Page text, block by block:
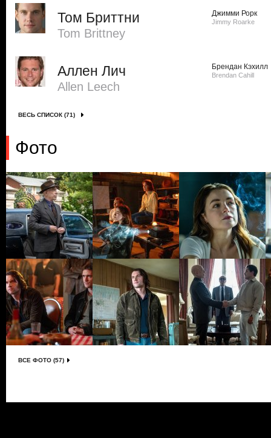
Том Бриттни
Tom Brittney
Джимми Рорк
Jimmy Roarke
Аллен Лич
Allen Leech
Брендан Кэхилл
Brendan Cahill
ВЕСЬ СПИСОК (71)
Фото
ВСЕ ФОТО (57)